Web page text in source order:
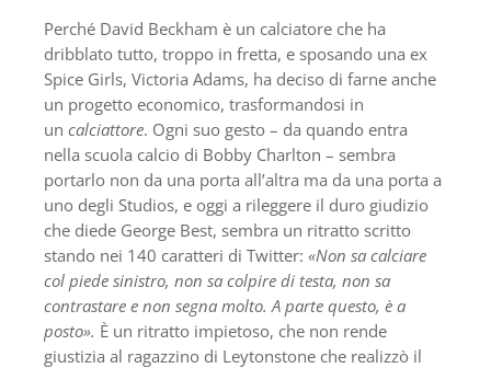
Perché David Beckham è un calciatore che ha
dribblato tutto, troppo in fretta, e sposando una ex
Spice Girls, Victoria Adams, ha deciso di farne anche
un progetto economico, trasformandosi in
un calciattore. Ogni suo gesto – da quando entra
nella scuola calcio di Bobby Charlton – sembra
portarlo non da una porta all’altra ma da una porta a
uno degli Studios, e oggi a rileggere il duro giudizio
che diede George Best, sembra un ritratto scritto
stando nei 140 caratteri di Twitter: «Non sa calciare
col piede sinistro, non sa colpire di testa, non sa
contrastare e non segna molto. A parte questo, è a
posto». È un ritratto impietoso, che non rende
giustizia al ragazzino di Leytonstone che realizzò il